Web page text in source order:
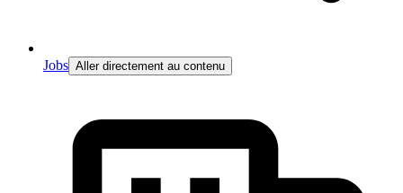
Jobs Aller directement au contenu